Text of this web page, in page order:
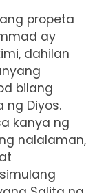
propeta
ay
dahilan
bilang
Diyos.
kanya ng
nalalaman,